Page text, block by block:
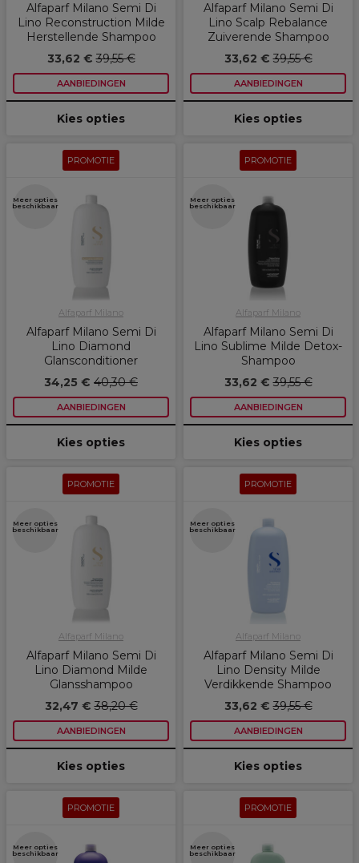
Alfaparf Milano Semi Di
Lino Reconstruction Milde
Herstellende Shampoo
33,62 €39,55 €
AANBIEDINGEN
Kies opties
Alfaparf Milano Semi Di
Lino Scalp Rebalance
Zuiverende Shampoo
33,62 €39,55 €
AANBIEDINGEN
Kies opties
PROMOTIE
Meer opties
beschikbaar
Alfaparf Milano
Alfaparf Milano Semi Di
Lino Diamond
Glansconditioner
34,25 € 40,30 €
AANBIEDINGEN
Kies opties
PROMOTIE
Meer opties
beschikbaar
Alfaparf Milano
Alfaparf Milano Semi Di
Lino Sublime Milde Detox-
Shampoo
33,62 €39,55 €
AANBIEDINGEN
Kies opties
PROMOTIE
Meer opties
beschikbaar
Alfaparf Milano
Alfaparf Milano Semi Di
Lino Diamond Milde
Glansshampoo
32,47 €38,20 €
AANBIEDINGEN
Kies opties
PROMOTIE
Meer opties
beschikbaar
Alfaparf Milano
Alfaparf Milano Semi Di
Lino Density Milde
Verdikkende Shampoo
33,62 €39,55 €
AANBIEDINGEN
Kies opties
PROMOTIE
Meer opties
beschikbaar
PROMOTIE
Meer opties
beschikbaar